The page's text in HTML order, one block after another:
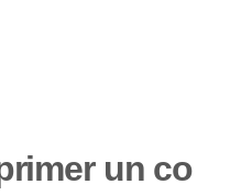
un co